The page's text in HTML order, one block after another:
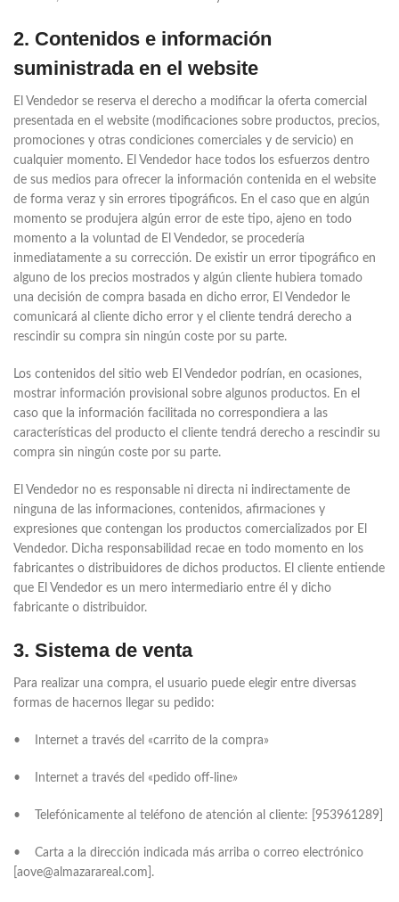
2. Contenidos e información
suministrada en el website
El Vendedor se reserva el derecho a modificar la oferta comercial
presentada en el website (modificaciones sobre productos, precios,
promociones y otras condiciones comerciales y de servicio) en
cualquier momento. El Vendedor hace todos los esfuerzos dentro
de sus medios para ofrecer la información contenida en el website
de forma veraz y sin errores tipográficos. En el caso que en algún
momento se produjera algún error de este tipo, ajeno en todo
momento a la voluntad de El Vendedor, se procedería
inmediatamente a su corrección. De existir un error tipográfico en
alguno de los precios mostrados y algún cliente hubiera tomado
una decisión de compra basada en dicho error, El Vendedor le
comunicará al cliente dicho error y el cliente tendrá derecho a
rescindir su compra sin ningún coste por su parte.
Los contenidos del sitio web El Vendedor podrían, en ocasiones,
mostrar información provisional sobre algunos productos. En el
caso que la información facilitada no correspondiera a las
características del producto el cliente tendrá derecho a rescindir su
compra sin ningún coste por su parte.
El Vendedor no es responsable ni directa ni indirectamente de
ninguna de las informaciones, contenidos, afirmaciones y
expresiones que contengan los productos comercializados por El
Vendedor. Dicha responsabilidad recae en todo momento en los
fabricantes o distribuidores de dichos productos. El cliente entiende
que El Vendedor es un mero intermediario entre él y dicho
fabricante o distribuidor.
3. Sistema de venta
Para realizar una compra, el usuario puede elegir entre diversas
formas de hacernos llegar su pedido:
• Internet a través del «carrito de la compra»
• Internet a través del «pedido off-line»
• Telefónicamente al teléfono de atención al cliente: [953961289]
• Carta a la dirección indicada más arriba o correo electrónico
[aove@almazarareal.com].